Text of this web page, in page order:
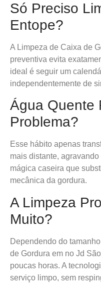
Só Preciso
Entope?
A Limpeza de Caixa de
preventiva evita
ideal é seguir um
independentemente de
Água Quente
Problema?
Esse hábito apenas
mais distante,
mágica caseira que
mecânica da gordura.
A Limpeza
Muito?
Dependendo do
de Gordura em no Jd
poucas horas. A
serviço limpo, sem